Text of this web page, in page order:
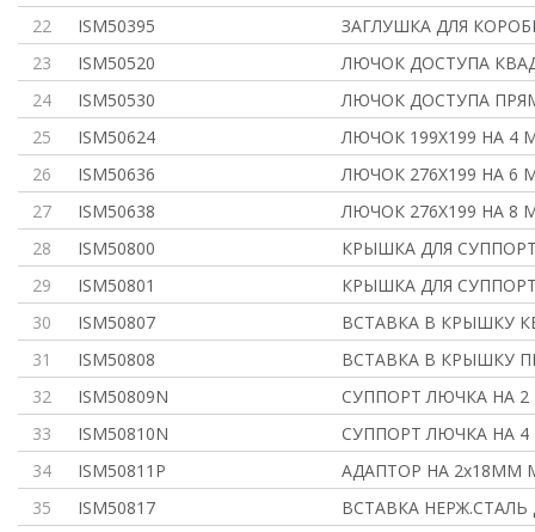
22
ISM50395
ЗАГЛУШКА ДЛЯ
23
ISM50520
ЛЮЧОК ДОСТУПА
24
ISM50530
ЛЮЧОК ДОСТУПА
25
ISM50624
ЛЮЧОК 199Х199 НА 4
26
ISM50636
ЛЮЧОК 276Х199 НА 6
27
ISM50638
ЛЮЧОК 276Х199 НА 8
28
ISM50800
КРЫШКА ДЛЯ
29
ISM50801
КРЫШКА ДЛЯ
30
ISM50807
ВСТАВКА В КРЫШКУ
31
ISM50808
ВСТАВКА В КРЫШКУ
32
ISM50809N
СУППОРТ ЛЮЧКА НА 2
33
ISM50810N
СУППОРТ ЛЮЧКА НА 4
34
ISM50811P
АДАПТОР НА 2х18ММ
35
ISM50817
ВСТАВКА